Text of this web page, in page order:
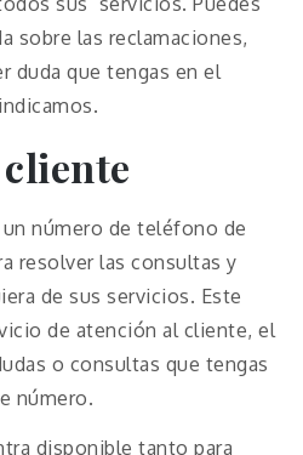
sobre las reclamaciones,
duda que tengas en el
número de teléfono de
resolver las consultas y
de sus servicios. Este
de atención al cliente, el
o consultas que tengas
número.
disponible tanto para